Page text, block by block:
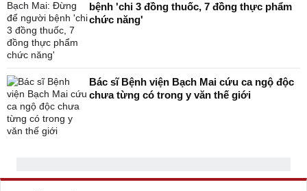
bệnh 'chi 3 đồng thuốc, 7 đồng thực phẩm
chức năng'
Bác sĩ Bệnh viện Bạch Mai cứu ca ngộ độc
chưa từng có trong y văn thế giới